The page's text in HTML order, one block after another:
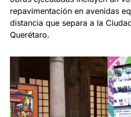
repavimentación en avenidas
distancia que separa a la
Querétaro.